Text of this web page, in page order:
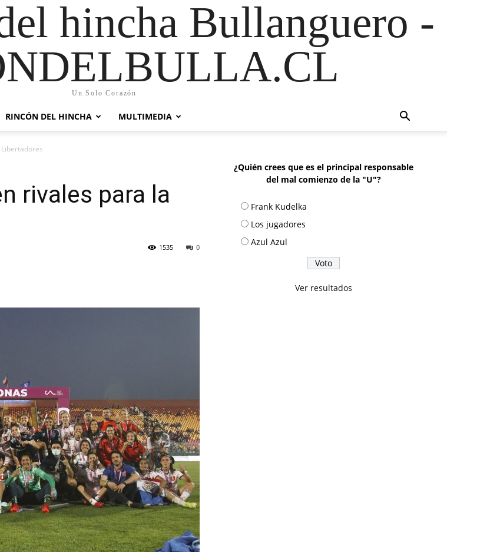
hincha Bullanguero -
Un Solo Corazón
RINCÓN DEL HINCHA MULTIMEDIA
rivales para la
0
1535
¿Quién crees que es el principal responsable
del mal comienzo de la "U"?
Frank Kudelka
Los jugadores
Azul Azul
Ver resultados